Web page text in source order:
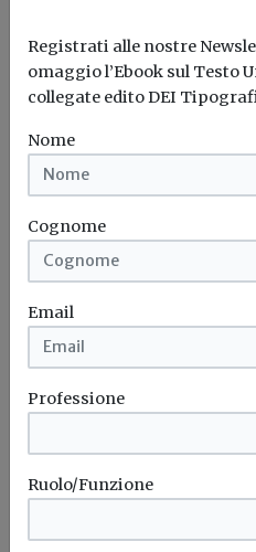
l’obiettivo di
europea più
Efficienza energetica
Registrati alle nostre
omaggio l’Ebook sul Testo
collegate edito DEI
Nome
Cognome
Email
Professione
Ruolo/Funzione